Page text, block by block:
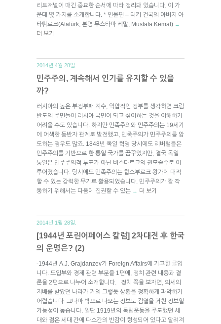
리트저널이 매긴 중요한 순서에 따라 정리돼 있습니다. 이 가
운데 몇 가지를 소개합니다. * 인물편 – 터키 건국의 아버지 아
타튀르크(Atatürk, 본명 무스타파 케말, Mustafa Kemal) →
더 보기
2014년 4월 28일.
민주주의, 계속해서 인기를 유지할 수 있을
까?
러시아의 높은 부정부패 지수, 억압적인 정부를 생각하면 크림
반도의 주민들이 러시아 국민이 되고 싶어하는 것을 이해하기
어려울 수도 있습니다. 하지만 민족주의와 민주주의는 19세기
에 어색한 동반자 관계로 발전했고, 민족주의가 민주주의를 압
도하는 경우도 많죠. 1848년 독일 혁명 당시에도 리버럴들은
민주주의를 기반으로 한 통일 국가를 꿈꾸었지만, 결국 독일
통일은 민주주의적 투표가 아닌 비스마르크의 권모술수로 이
루어졌습니다. 당시에도 민족주의는 합스부르크 왕가에 대적
할 수 있는 강력한 무기로 활용되었습니다. 민주주의가 잘 작
동하기 위해서는 다음에 집권할 수 있는 → 더 보기
2014년 1월 28일.
[1944년 포린어페어스 칼럼] 2차대전 후 한국
의 운명은? (2)
-1944년 A.J. Grajdanzev가 Foreign Affairs에 기고한 글입
니다. 도입부와 경제 관련 부분을 1편에, 정치 관련 내용과 결
론을 2편으로 나누어 소개합니다. 정치 쪽을 보자면, 외세의
지배를 받았던 나라가 거의 그렇듯 상황을 정확하게 파악하기
어렵습니다. 그나마 밖으로 나오는 정보도 검열을 거친 정보일
가능성이 높습니다. 일단 1919년의 독립운동을 주도했던 세
대와 젊은 세대 간에 다소간의 반감이 형성되어 있다고 알려져